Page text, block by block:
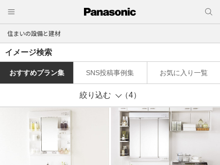
住まいの設備と建材
イメージ検索
おすすめプラン集 SNS投稿事例集 お気に入り一覧
絞り込む （4）